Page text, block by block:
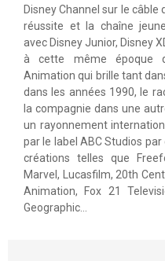
Disney Channel sur le câble
réussite et la chaîne
avec Disney Junior, Disney
à cette même époque
Animation qui brille tant
dans les années 1990, le
la compagnie dans une
un rayonnement
par le label ABC Studios
créations telles que
Marvel, Lucasfilm, 20th
Animation, Fox 21
Geographic…